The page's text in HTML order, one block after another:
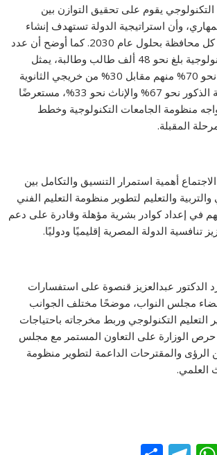
التكنولوجي يقوم على تحقيق التوازن بين
وأن استراتيجية الدولة تستهدف إنشاء
جامعة تكنولوجية في كل محافظة بحلول عام 2030. كما أوضح أن عدد
طلاب الجامعات التكنولوجية بلغ نحو 48 ألف طالب وطالبة، يمثل
خريجو التعليم الفني نحو 70% منهم مقابل 30% من خريجي الثانوية
العامة، فيما تبلغ نسبة الذكور نحو 67% والإناث نحو 33%، مستعرضًا
منظومة الجامعات التكنولوجية وخطط
المقبلة.
أهمية استمرار التنسيق والتكامل بين
والتربية والتعليم لتطوير منظومة التعليم الفني
في إعداد كوادر بشرية مؤهلة وقادرة على دعم
تنافسية الدولة المصرية إقليميًا ودوليًا.
الدكتور عبدالعزيز قنصوة على استفسارات
مجلس النواب، موضحًا مختلف الجوانب
التعليم التكنولوجي وربط مخرجاته باحتياجات
الوزارة على التعاون المستمر مع مجلس
الرؤى والمقترحات الداعمة لتطوير منظومة
العلمي.